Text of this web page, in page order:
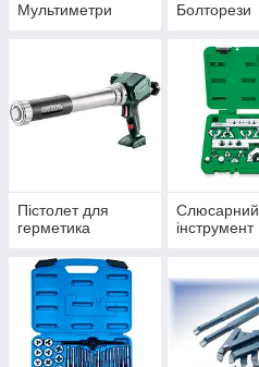
Мультиметри Болторези
Пістолет для
герметика
Слюсарний
інструмент